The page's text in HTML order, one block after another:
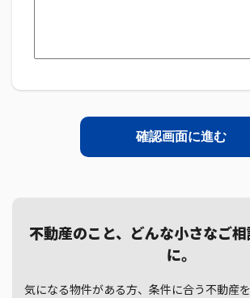
不動産のこと、どんな小さなご
に。
気になる物件がある方、条件に合う不動産を